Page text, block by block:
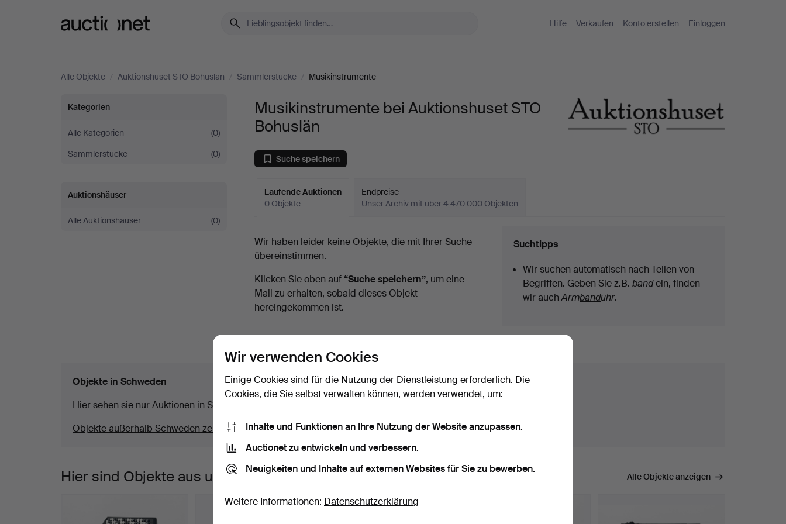
Hilfe Verkaufen Konto erstellen Einloggen
Alle Objekte / Auktionshuset STO Bohuslän / Sammlerstücke / Musikinstrumente
Musikinstrumente
bei
Auktionshuset
STO
Bohuslän
Kategorien
Alle Kategorien
(0)
Sammlerstücke
(0)
Auktionshäuser
Alle Auktionshäuser (0)
Musikinstrumente bei Auktionshuset STO
Bohuslän
Suche speichern
Laufende Auktionen
0 Objekte
Endpreise
Unser Archiv mit über 4 470 000 Objekten
Laufende
Auktionen
Wir haben leider keine Objekte, die mit Ihrer Suche
übereinstimmen.
Klicken Sie oben auf “Suche speichern”, um eine
Mail zu erhalten, sobald dieses Objekt
hereingekommen ist.
Suchtipps
Wir suchen automatisch nach Teilen von
Begriffen. Geben Sie z.B.bandein, finden
wir auchArmbanduhr.
Objekte in Schweden
Hier sehen sie nur Auktionen in Schweden. Wir haben Transporte zur Festpreisen für alle Objekte.
Objekte außerhalb Schweden zeigen
Hier sind Objekte aus unserem Archiv, die mit Ihrer Suche übereinstimmen. Alle Objekte anzeigen
Wir verwenden Cookies
Einige Cookies sind für die Nutzung der Dienstleistung erforderlich. Die
Cookies, die Sie selbst verwalten können, werden verwendet, um:
Inhalte und Funktionen an Ihre Nutzung der Website anzupassen.
Auctionet zu entwickeln und verbessern.
Neuigkeiten und Inhalte auf externen Websites für Sie zu bewerben.
Weitere Informationen: Datenschutzerklärung